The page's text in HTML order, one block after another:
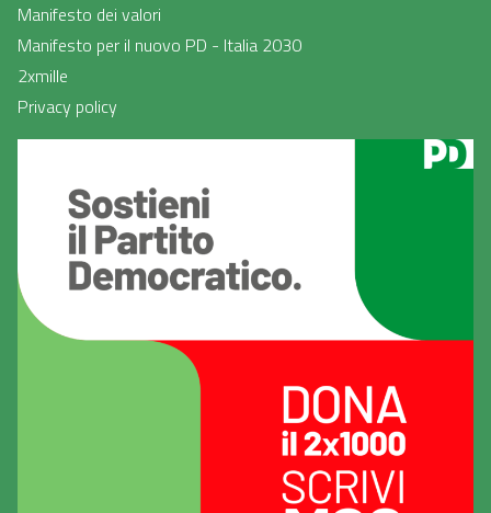
Manifesto dei valori
Manifesto per il nuovo PD - Italia 2030
2xmille
Privacy policy